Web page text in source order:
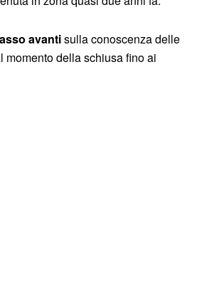
avantisulla conoscenza delle
della schiusa fino ai